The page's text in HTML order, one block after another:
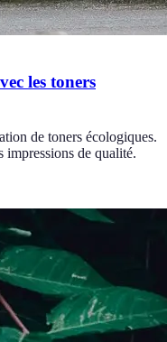
les toners
de toners écologiques.
impressions de qualité.